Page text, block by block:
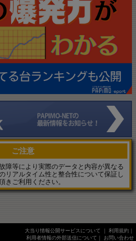
ご注意
障等により実際のデータと内容が異なる
リアルタイム性と整合性について保証し
きご利用ください。
大当り情報公開サービスについて 利用規約
利用者情報の外部送信について
お問い合わせ